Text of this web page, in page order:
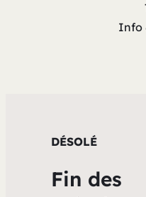
Info
DÉSOLÉ
Fin des